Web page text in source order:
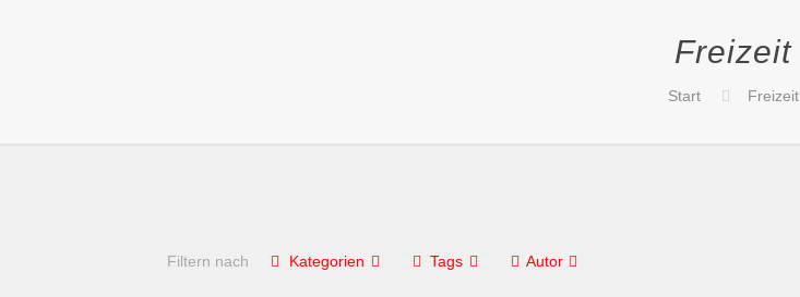
Freizeit
Start Freizeit
Filtern nach Kategorien Tags Autor